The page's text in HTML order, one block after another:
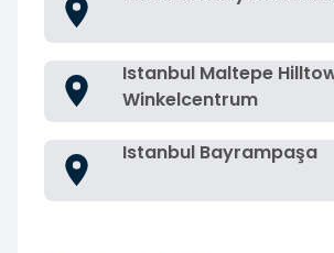
Istanbul Maltepe
Winkelcentrum
Istanbul Bayrampaşa